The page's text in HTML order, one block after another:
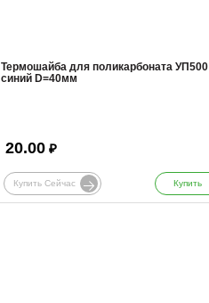
Термошайба для поликарбоната УП500
синий D=40мм
20.00₽
Купить Сейчас Купить